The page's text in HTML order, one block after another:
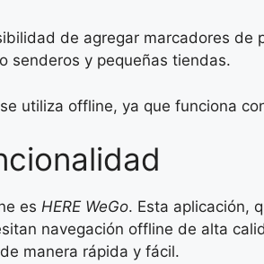
de agregar marcadores
senderos y pequeñas tiendas.
utiliza offline, ya que funciona
es HERE WeGo. Esta aplicación,
navegación offline de alta
manera rápida y fácil.